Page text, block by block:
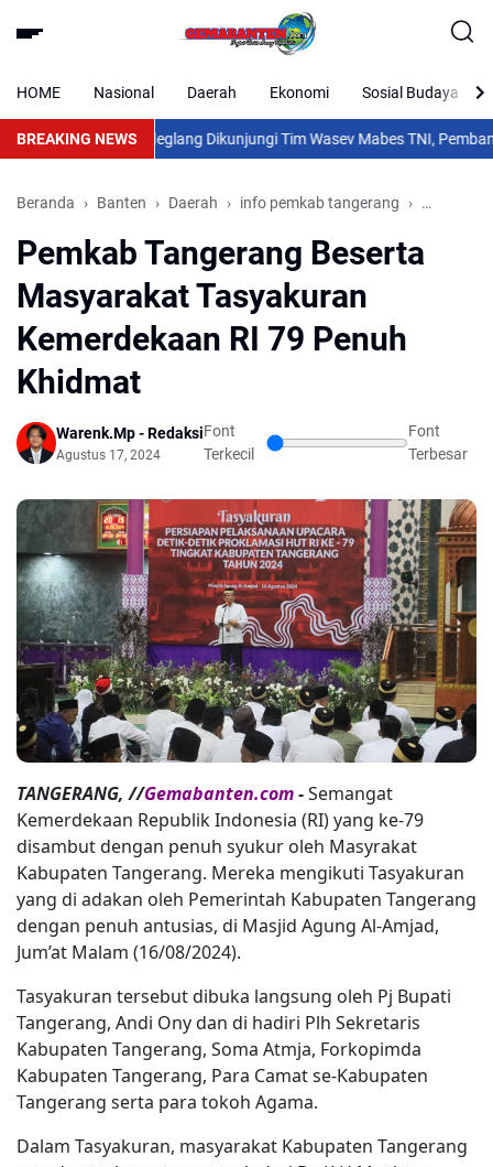
HOME Nasional Daerah Ekonomi Sosial Budaya
BREAKING NEWS
0601/Pandeglang Dikunjungi Tim Wasev Mabes TNI,
Beranda Banten Daerah info pemkab tangerang Nasional
Pemkab Tangerang Beserta
Masyarakat Tasyakuran
Kemerdekaan RI 79 Penuh
Khidmat
Warenk.Mp - Redaksi
Agustus 17, 2024
Font
Terkecil
Font
Terbesar
TANGERANG, //Gemabanten.com-Semangat
Kemerdekaan Republik Indonesia (RI) yang ke-79
disambut dengan penuh syukur oleh Masyrakat
Kabupaten Tangerang. Mereka mengikuti Tasyakuran
yang di adakan oleh Pemerintah Kabupaten Tangerang
dengan penuh antusias, di Masjid Agung Al-Amjad,
Jum’at Malam (16/08/2024).
Tasyakuran tersebut dibuka langsung oleh Pj Bupati
Tangerang, Andi Ony dan di hadiri Plh Sekretaris
Kabupaten Tangerang, Soma Atmja, Forkopimda
Kabupaten Tangerang, Para Camat se-Kabupaten
Tangerang serta para tokoh Agama.
Dalam Tasyakuran, masyarakat Kabupaten Tangerang